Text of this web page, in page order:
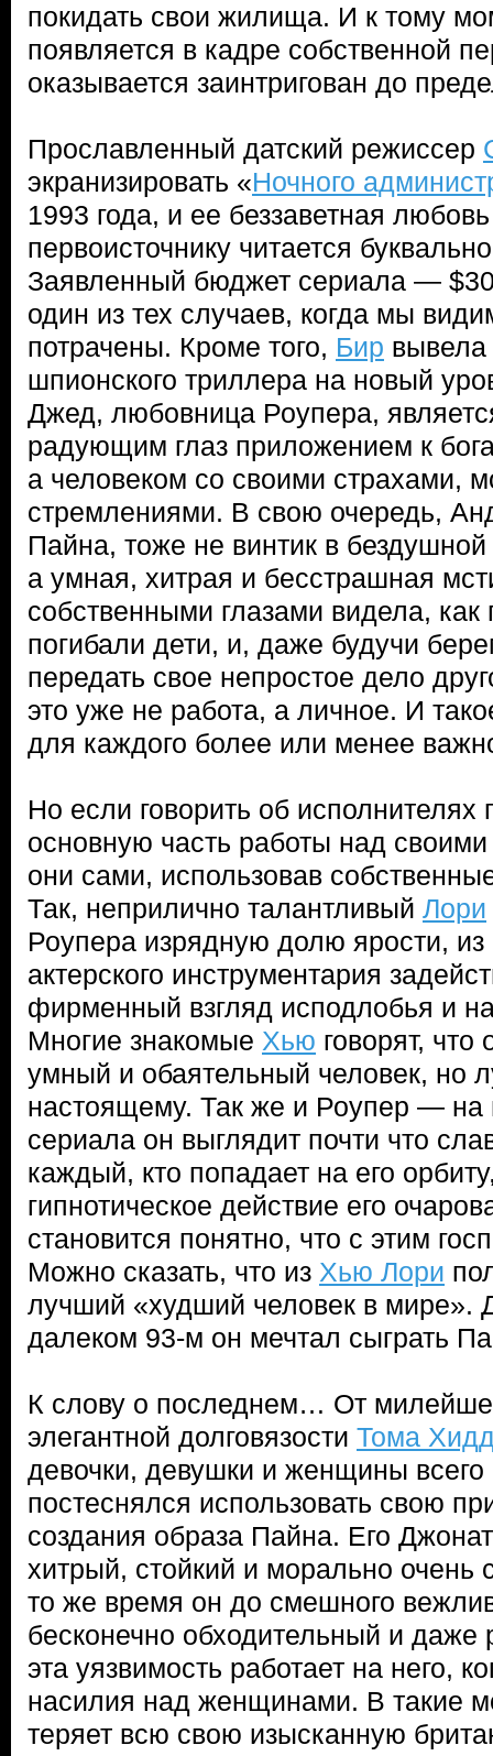
покидать свои жилища. И к тому
появляется в кадре собственной
оказывается заинтригован до
Прославленный датский режиссер
экранизировать «Ночного
1993 года, и ее беззаветная
первоисточнику читается
Заявленный бюджет сериала —
один из тех случаев, когда мы
потрачены. Кроме того, Бир вывела
шпионского триллера на новый
Джед, любовница Роупера,
радующим глаз приложением к
а человеком со своими страхами,
стремлениями. В свою очередь,
Пайна, тоже не винтик в
а умная, хитрая и бесстрашная
собственными глазами видела,
погибали дети, и, даже будучи
передать свое непростое дело
это уже не работа, а личное. И
для каждого более или менее
Но если говорить об исполнителях
основную часть работы над
они сами, использовав
Так, неприлично талантливый Лори
Роупера изрядную долю ярости, из
актерского инструментария
фирменный взгляд исподлобья и
Многие знакомые Хью говорят, что
умный и обаятельный человек, но
настоящему. Так же и Роупер — на
сериала он выглядит почти что
каждый, кто попадает на его
гипнотическое действие его
становится понятно, что с этим
Можно сказать, что из Хью Лори
лучший «худший человек в мире».
далеком 93-м он мечтал сыграть
К слову о последнем… От
элегантной долговязости Тома
девочки, девушки и женщины
постеснялся использовать свою
создания образа Пайна. Его
хитрый, стойкий и морально очень
то же время он до смешного
бесконечно обходительный и
эта уязвимость работает на него,
насилия над женщинами. В такие
теряет всю свою изысканную